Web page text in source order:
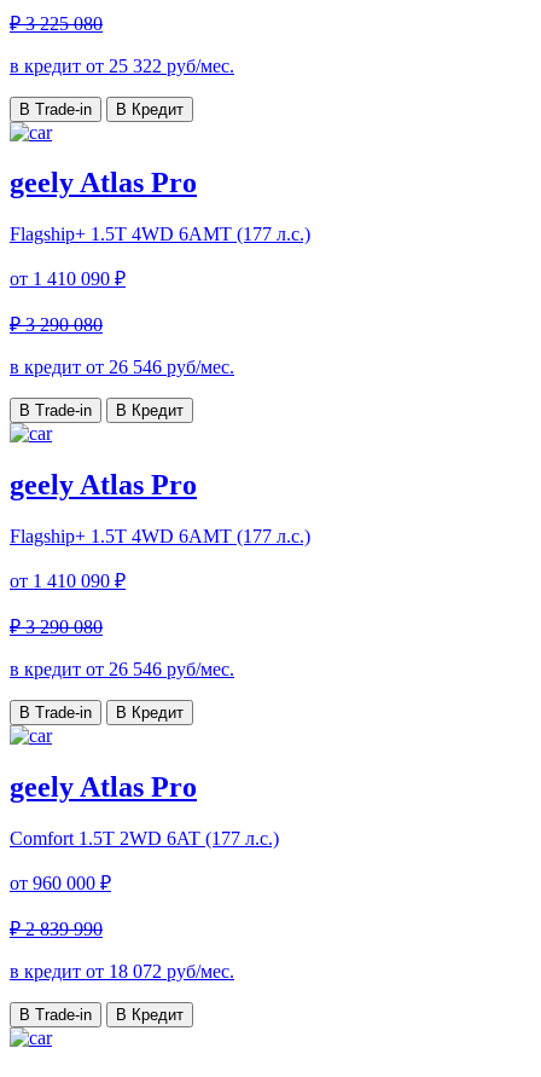
₽ 3 225 080
в кредит от 25 322 руб/мес.
В Trade-in В Кредит
geely Atlas Pro
Flagship+ 1.5T 4WD 6AMT (177 л.с.)
от 1 410 090 ₽
₽ 3 290 080
в кредит от 26 546 руб/мес.
В Trade-in В Кредит
geely Atlas Pro
Flagship+ 1.5T 4WD 6AMT (177 л.с.)
от 1 410 090 ₽
₽ 3 290 080
в кредит от 26 546 руб/мес.
В Trade-in В Кредит
geely Atlas Pro
Comfort 1.5T 2WD 6AT (177 л.с.)
от 960 000 ₽
₽ 2 839 990
в кредит от 18 072 руб/мес.
В Trade-in В Кредит